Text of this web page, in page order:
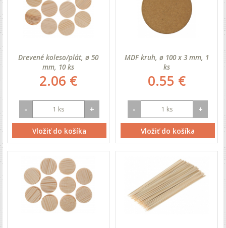
Drevené koleso/plát, ø 50
mm, 10 ks
2.06 €
- +
Vložiť do košíka
MDF kruh, ø 100 x 3 mm, 1
ks
0.55 €
- +
Vložiť do košíka